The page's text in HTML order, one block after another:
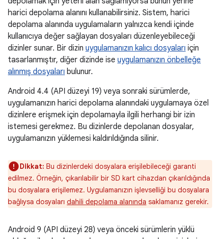
harici depolama alanını kullanabilirsiniz. Sistem, harici
depolama alanında uygulamaların yalnızca kendi içinde
kullanıcıya değer sağlayan dosyaları düzenleyebileceği
dizinler sunar. Bir dizin uygulamanızın kalıcı dosyaları için
tasarlanmıştır, diğer dizinde ise uygulamanızın önbelleğe
alınmış dosyaları bulunur.
Android 4.4 (API düzeyi 19) veya sonraki sürümlerde,
uygulamanızın harici depolama alanındaki uygulamaya özel
dizinlere erişmek için depolamayla ilgili herhangi bir izin
istemesi gerekmez. Bu dizinlerde depolanan dosyalar,
uygulamanızın yüklemesi kaldırıldığında silinir.
Dikkat: Bu dizinlerdeki dosyalara erişilebileceği garanti
edilmez. Örneğin, çıkarılabilir bir SD kart cihazdan çıkarıldığında
bu dosyalara erişilemez. Uygulamanızın işlevselliği bu dosyalara
bağlıysa dosyaları dahili depolama alanında saklamanız gerekir.
Android 9 (API düzeyi 28) veya önceki sürümlerin yüklü